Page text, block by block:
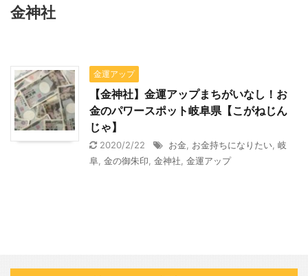
金神社
金運アップ
【金神社】金運アップまちがいなし！お
金のパワースポット岐阜県【こがねじん
じゃ】
2020/2/22 お金 お金持ちになりたい 岐
阜 金の御朱印 金神社 金運アップ